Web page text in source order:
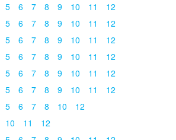
5 6 7 8 9 10 11
12
5 6 7 8 9 10 11
12
5 6 7 8 9 10 11
12
5 6 7 8 9 10 11
12
5 6 7 8 9 10 11
12
5 6 7 8 9 10 11
12
5 6 7 8 10
12
10 11
12